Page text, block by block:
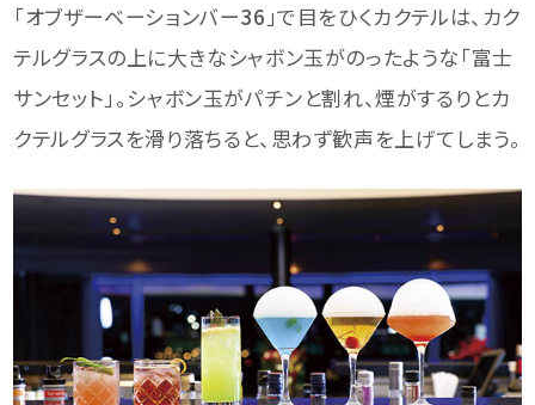
「オブザーベーションバー36」で目をひくカクテルは、カク
テルグラスの上に大きなシャボン玉がのったような「富士
サンセット」。シャボン玉がパチンと割れ、煙がするりとカ
クテルグラスを滑り落ちると、思わず歓声を上げてしまう。